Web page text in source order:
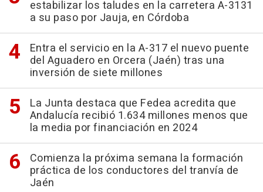
estabilizar los taludes en la carretera A-3131
a su paso por Jauja, en Córdoba
Entra el servicio en la A-317 el nuevo puente
del Aguadero en Orcera (Jaén) tras una
inversión de siete millones
La Junta destaca que Fedea acredita que
Andalucía recibió 1.634 millones menos que
la media por financiación en 2024
Comienza la próxima semana la formación
práctica de los conductores del tranvía de
Jaén